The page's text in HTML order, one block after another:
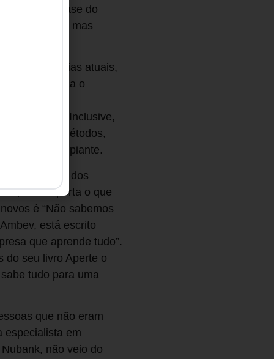
a famosa frase do
aprender), mas
Nos dias atuais,
pratica o
Todos são
enviesar. Inclusive,
com métodos,
de principiante.
exemplo, um dos
não importa o que
é “Não sabemos
está escrito
que aprende tudo”.
do seu livro Aperte o
tudo para uma
que não eram
especialista em
não veio do